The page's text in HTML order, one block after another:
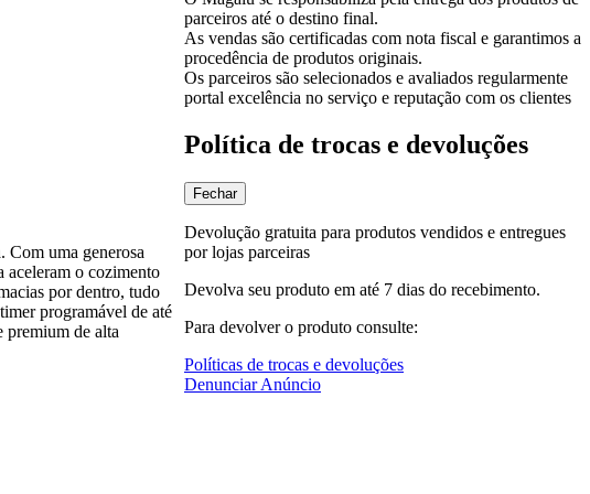
parceiros até o destino final.
As vendas são certificadas com nota fiscal e garantimos a
procedência de produtos originais.
Os parceiros são selecionados e avaliados regularmente
portal excelência no serviço e reputação com os clientes
Política de trocas e devoluções
Fechar
Devolução gratuita para produtos vendidos e entregues
por lojas parceiras
Devolva seu produto em até 7 dias do recebimento.
Para devolver o produto consulte:
Políticas de trocas e devoluções
Denunciar Anúncio
uma generosa
aceleram o cozimento
por dentro, tudo
programável de até
premium de alta